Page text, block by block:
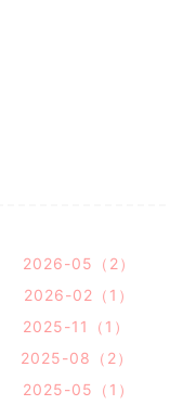
2026-05（2）
2026-02（1）
2025-11（1）
2025-08（2）
2025-05（1）